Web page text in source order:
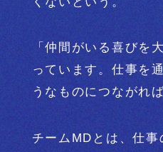
「仲間がいる喜びを
っています。 仕事を
うなものにつながれ
チームMDとは、仕事